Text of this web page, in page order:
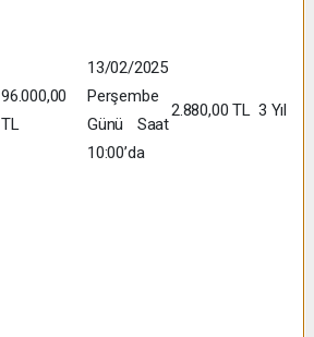
96.000,00
TL
13/02/2025
Perşembe
Günü Saat
10:00’da
2.880,00 TL 3 Yıl